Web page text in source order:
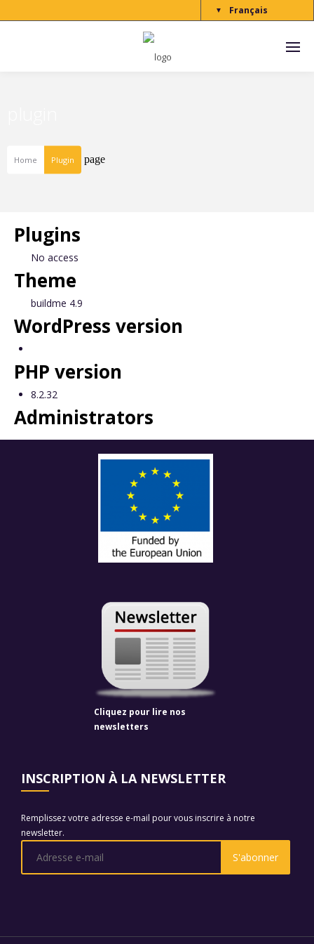
Français
▼
Home Plugin page
Plugins
No access
Theme
buildme 4.9
WordPress version
PHP version
8.2.32
Administrators
Cliquez pour lire nos
newsletters
INSCRIPTION À LA NEWSLETTER
Remplissez votre adresse e-mail pour vous inscrire à notre
newsletter.